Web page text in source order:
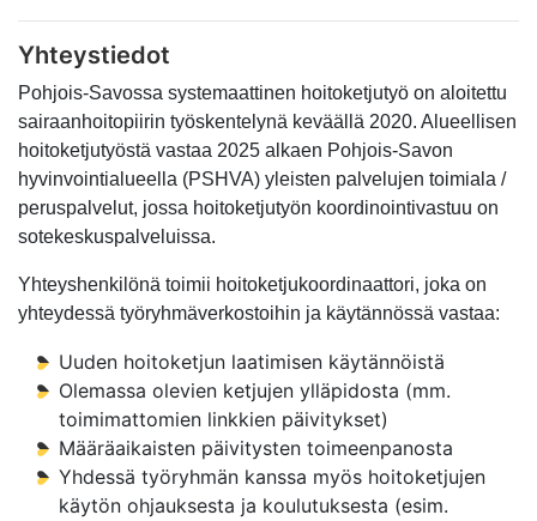
Yhteystiedot
Pohjois-Savossa systemaattinen hoitoketjutyö on aloitettu
sairaanhoitopiirin työskentelynä keväällä 2020. Alueellisen
hoitoketjutyöstä vastaa 2025 alkaen Pohjois-Savon
hyvinvointialueella (PSHVA) yleisten palvelujen toimiala /
peruspalvelut, jossa hoitoketjutyön koordinointivastuu on
sotekeskuspalveluissa.
Yhteyshenkilönä toimii hoitoketjukoordinaattori, joka on
yhteydessä työryhmäverkostoihin ja käytännössä vastaa:
Uuden hoitoketjun laatimisen käytännöistä
Olemassa olevien ketjujen ylläpidosta (mm.
toimimattomien linkkien päivitykset)
Määräaikaisten päivitysten toimeenpanosta
Yhdessä työryhmän kanssa myös hoitoketjujen
käytön ohjauksesta ja koulutuksesta (esim.